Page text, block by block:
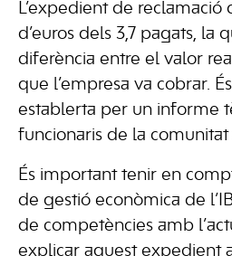
L’expedient de reclamació
d’euros dels 3,7 pagats, la
diferència entre el valor
que l’empresa va cobrar.
establerta per un informe
funcionaris de la comunitat
És important tenir en
de gestió econòmica de
de competències amb
explicar aquest expedient